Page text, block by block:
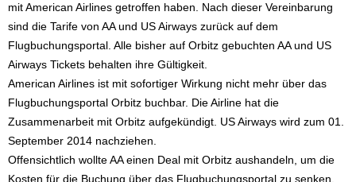
mit American Airlines getroffen haben. Nach dieser Vereinbarung
sind die Tarife von AA und US Airways zurück auf dem
Flugbuchungsportal. Alle bisher auf Orbitz gebuchten AA und US
Airways Tickets behalten ihre Gültigkeit.
American Airlines ist mit sofortiger Wirkung nicht mehr über das
Flugbuchungsportal Orbitz buchbar. Die Airline hat die
Zusammenarbeit mit Orbitz aufgekündigt. US Airways wird zum 01.
September 2014 nachziehen.
Offensichtlich wollte AA einen Deal mit Orbitz aushandeln, um die
Kosten für die Buchung über das Flugbuchungsportal zu senken.